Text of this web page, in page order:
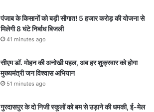
पंजाब के किसानों को बड़ी सौगात! 5 हजार करोड़ की योजना से
मिलेगी 8 घंटे निर्बाध बिजली
41 minutes ago
सीएम डॉ. मोहन की अनोखी पहल, अब हर शुक्रवार को होगा
मुख्यमंत्री जन विश्वास अभियान
51 minutes ago
गुरदासपुर के दो निजी स्कूलों को बम से उड़ाने की धमकी, ई-मेल